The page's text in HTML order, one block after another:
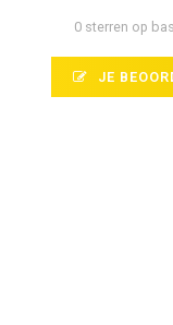
0 sterren op
JE